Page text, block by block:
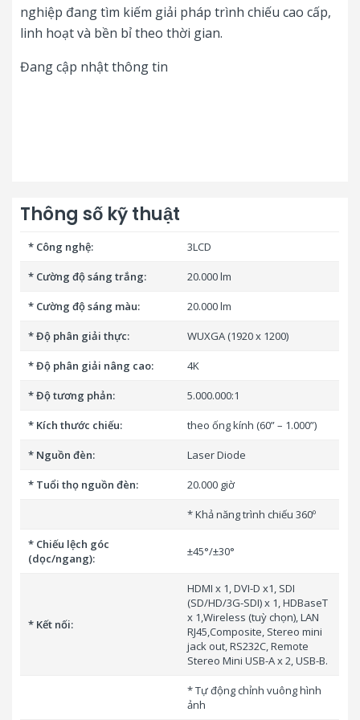
nghiệp đang tìm kiếm giải pháp trình chiếu cao cấp,
linh hoạt và bền bỉ theo thời gian.
Đang cập nhật thông tin
Thông số kỹ thuật
* Công nghệ: 3LCD
* Cường độ sáng trắng: 20.000 lm
* Cường độ sáng màu: 20.000 lm
* Độ phân giải thực: WUXGA (1920 x 1200)
* Độ phân giải nâng cao: 4K
* Độ tương phản: 5.000.000:1
* Kích thước chiếu: theo ống kính (60” – 1.000”)
* Nguồn đèn: Laser Diode
* Tuổi thọ nguồn đèn: 20.000 giờ
* Khả năng trình chiếu 360º
* Chiếu lệch góc
(dọc/ngang):
±45°/±30°
* Kết nối:
HDMI x 1, DVI-D x1, SDI
(SD/HD/3G-SDI) x 1, HDBaseT
x 1,Wireless (tuỳ chọn), LAN
RJ45,Composite, Stereo mini
jack out, RS232C, Remote
Stereo Mini USB-A x 2, USB-B.
* Tự động chỉnh vuông hình
ảnh